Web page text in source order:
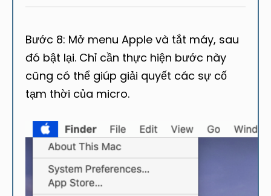
Bước 8: Mở menu Apple và tắt máy, sau
đó bật lại. Chỉ cần thực hiện bước này
cũng có thể giúp giải quyết các sự cố
tạm thời của micro.